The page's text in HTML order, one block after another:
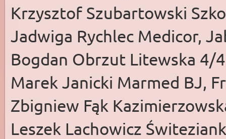
Krzysztof Szubartowski
Jadwiga Rychlec Medicor,
Bogdan Obrzut Litewska 4/
Marek Janicki Marmed BJ,
Zbigniew Fąk
Leszek Lachowicz